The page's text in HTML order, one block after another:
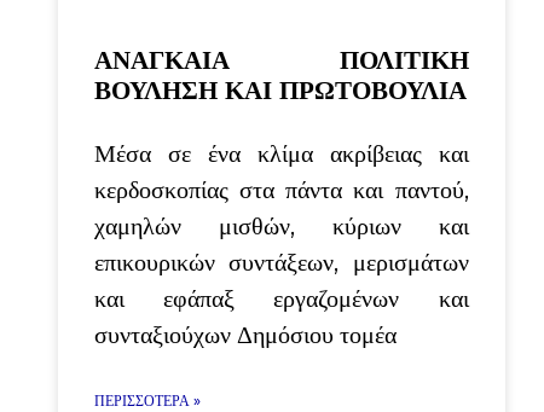
ΑΝΑΓΚΑΙΑ ΠΟΛΙΤΙΚΗ
ΒΟΥΛΗΣΗ ΚΑΙ ΠΡΩΤΟΒΟΥΛΙΑ
Μέσα σε ένα κλίμα ακρίβειας και
κερδοσκοπίας στα πάντα και παντού,
χαμηλών μισθών, κύριων και
επικουρικών συντάξεων, μερισμάτων
και εφάπαξ εργαζομένων και
συνταξιούχων Δημόσιου τομέα
ΠΕΡΙΣΣΌΤΕΡΑ »